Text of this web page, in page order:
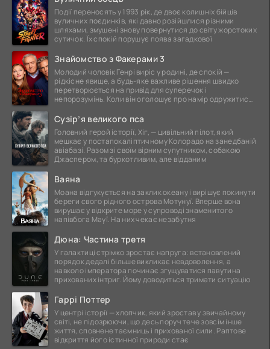
Події переносять у 1993 рік, де двоє колишніх бійців
вуличних поєдинків, які давно розійшлися різними
шляхами, змушені знову повернутися до світу жорстоких
сутичок. Їх спокій порушує поява загадкової
Знайомство з Факерами 3
Молодий чоловік Генрі виріс у родині, де спокій —
рідкісне явище, а будь-яке важливе рішення швидко
перетворюється на привід для суперечок і
непорозумінь. Коли він оголошує про намір одружитися,
Сузір’я великого пса
Головний герой історії, Хіг, — цивільний пілот, який
мешкає у постапокаліптичному Колорадо на занедбаній
авіабазі. Разом зі своїм вірним супутником, собакою
Джаспером, та буркотливим, але відданим
Ваяна
Моана відгукується на заклик океану і вирішує покинути
береги свого рідного острова Мотунуї. Вперше вона
вирушає у відкрите море у супроводі знаменитого
напівбога Мауї. На них чекає незабутня
Дюна: Частина третя
У галактиці стрімко зростає напруга: встановлений
порядок дедалі більше викликає невдоволення, а
навколо імператора починає згущуватися павутина
прихованих інтриг. Йому доводиться тримати ситуацію
Гаррі Поттер
У центрі історії — хлопчик, який зростав у звичайному
світі, не підозрюючи, що десь поруч тече зовсім інше
життя, сповнене таємниць і прихованої сили. Раптове
відкриття його істинної природи стає